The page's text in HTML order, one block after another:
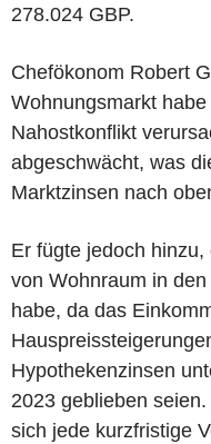
278.024 GBP.
Chefökonom Robert
Wohnungsmarkt
Nahostkonflikt
abgeschwächt, was
Marktzinsen nach
Er fügte jedoch
von Wohnraum in
habe, da das
Hypothekenzinsen
2023 geblieben
sich jede kurzfristige